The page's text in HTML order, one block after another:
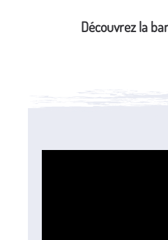
Découvrez la